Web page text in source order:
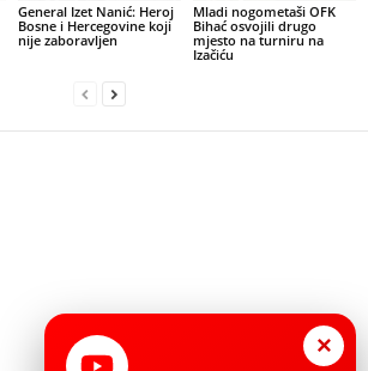
General Izet Nanić: Heroj
Bosne i Hercegovine koji
nije zaboravljen
Mladi nogometaši OFK
Bihać osvojili drugo
mjesto na turniru na
Izačiću
×